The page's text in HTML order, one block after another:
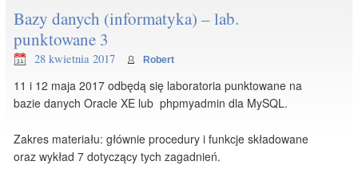
Bazy danych (informatyka) – lab.
punktowane 3
28 kwietnia 2017 Robert
11 i 12 maja 2017 odbędą się laboratoria punktowane na
bazie danych Oracle XE lub phpmyadmin dla MySQL.
Zakres materiału: głównie procedury i funkcje składowane
oraz wykład 7 dotyczący tych zagadnień.